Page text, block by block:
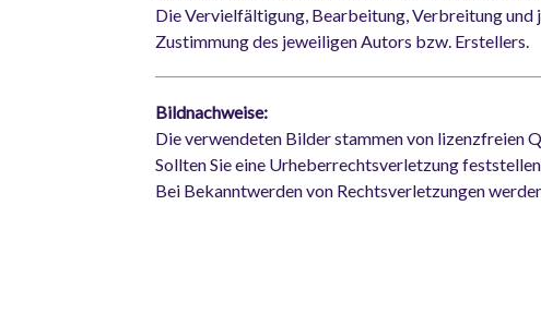
Die Vervielfältigung, Bearbeitung, Verbreitung
Zustimmung des jeweiligen Autors bzw. Erstellers.
Bildnachweise:
Die verwendeten Bilder stammen von lizenzfreien
Sollten Sie eine Urheberrechtsverletzung
Bei Bekanntwerden von Rechtsverletzungen